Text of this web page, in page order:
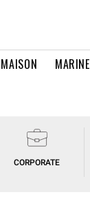
MARINE
CORPORATE